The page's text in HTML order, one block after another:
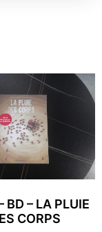
BD – LA PLUIE
CORPS